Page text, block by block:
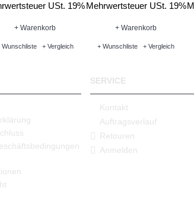
USt. 19%
+ Warenkorb
Wunschliste + Vergleich
Mehrwertsteuer USt. 19%
+ Warenkorb
+ Wunschliste + Vergleich
SERVICE
Kontakt
Auftragsverlauf
Retouren
Anmelden